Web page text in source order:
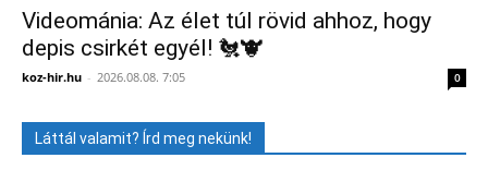
Videománia: Az élet túl rövid ahhoz, hogy
depis csirkét egyél! 🐔🐮
koz-hir.hu - 2026.08.08. 7:05 0
Láttál valamit? Írd meg nekünk!